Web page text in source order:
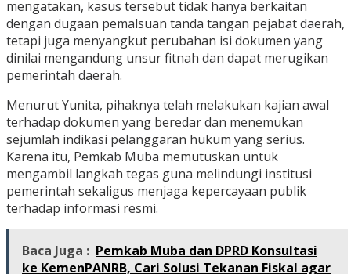
mengatakan, kasus tersebut tidak hanya berkaitan
dengan dugaan pemalsuan tanda tangan pejabat daerah,
tetapi juga menyangkut perubahan isi dokumen yang
dinilai mengandung unsur fitnah dan dapat merugikan
pemerintah daerah.
Menurut Yunita, pihaknya telah melakukan kajian awal
terhadap dokumen yang beredar dan menemukan
sejumlah indikasi pelanggaran hukum yang serius.
Karena itu, Pemkab Muba memutuskan untuk
mengambil langkah tegas guna melindungi institusi
pemerintah sekaligus menjaga kepercayaan publik
terhadap informasi resmi.
Baca Juga : Pemkab Muba dan DPRD Konsultasi
ke KemenPANRB, Cari Solusi Tekanan Fiskal agar